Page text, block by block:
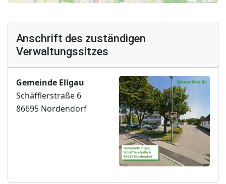
Anschrift des zuständigen
Verwaltungssitzes
Gemeinde Ellgau
Schäfflerstraße 6
86695 Nordendorf